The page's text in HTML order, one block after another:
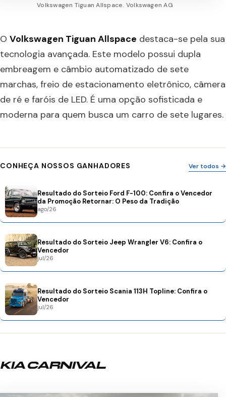
Volkswagen Tiguan Allspace. Volkswagen AG
O Volkswagen Tiguan Allspace destaca-se pela sua
tecnologia avançada. Este modelo possui dupla
embreagem e câmbio automatizado de sete
marchas, freio de estacionamento eletrônico, câmera
de ré e faróis de LED. É uma opção sofisticada e
moderna para quem busca um carro de sete lugares.
CONHEÇA NOSSOS GANHADORES Ver todos →
Resultado do Sorteio Ford F-100: Confira o Vencedor
da Promoção Retornar: O Peso da Tradição
ago/26
Resultado do Sorteio Jeep Wrangler V6: Confira o
Vencedor
jul/26
Resultado do Sorteio Scania 113H Topline: Confira o
Vencedor
jul/26
KIA CARNIVAL